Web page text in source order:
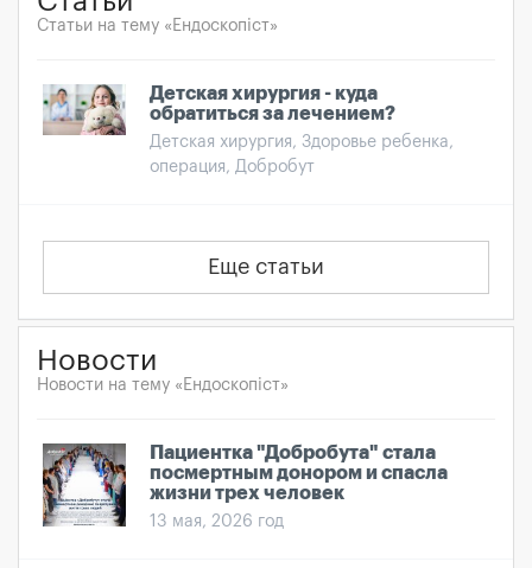
Статьи на тему «Ендоскопіст»
Детская хирургия - куда
обратиться за лечением?
Детская хирургия, Здоровье ребенка,
операция, Добробут
Еще статьи
Новости
Новости на тему «Ендоскопіст»
Пациентка "Добробута" стала
посмертным донором и спасла
жизни трех человек
13 мая, 2026 год